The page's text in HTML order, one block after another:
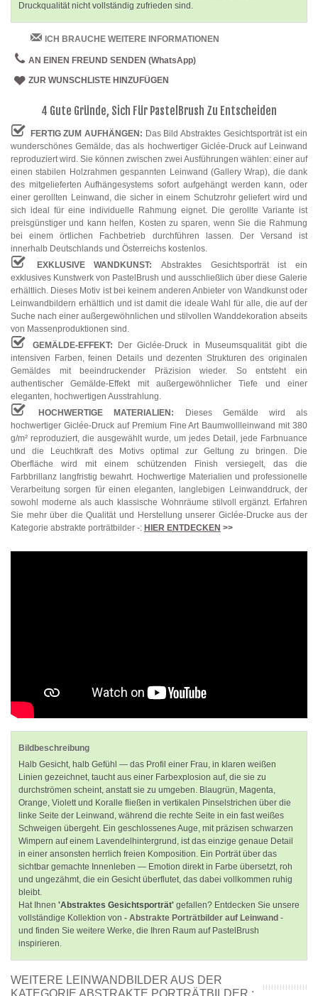
Druckqualität nicht vollständig zufrieden sind.
ICH BRAUCHE WEITERE INFORMATIONEN
AN EINEN FREUND SENDEN (WhatsApp)
ZUR WUNSCHLISTE HINZUFÜGEN
4 Gute Gründe, Sich Für PastelBrush Zu Entscheiden
FERTIG ZUM AUFHÄNGEN: Das Bild Abstraktes Gesichtsporträt ist ein
wunderschönes Gemälde, das als hochwertiger Giclée-Druck auf Leinwand
reproduziert wird. Sie können zwischen zwei Ausführungen wählen: einer auf
einen stabilen Holzrahmen gespannten Leinwand (Gallery Wrap), die dank
des mitgelieferten Aufhängesystems sofort aufgehängt werden kann, oder
einer gerollten Leinwand, die sicher in einem Schutzrohr geliefert wird und
sich ideal für eine individuelle Rahmung eignet. Die gerollte Variante ist
preisgünstiger und kann helfen, Kosten zu sparen, wenn Sie die Rahmung
bei einem örtlichen Fachbetrieb durchführen lassen. Der Versand ist
innerhalb Deutschlands und Österreichs kostenlos.
EXKLUSIVE WANDKUNST:Abstraktes Gesichtsporträt ist ein
exklusives Kunstwerk von PastelBrush und ausschließlich über diese Galerie
erhältlich. Dieses Motiv ist bei keinem anderen Anbieter von Wandkunst oder
Leinwandbildern erhältlich und ist damit die ideale Wahl für alle, die auf der
Suche nach einer außergewöhnlichen und stilvollen Wanddekoration abseits
von Massenproduktionen sind.
GEMÄLDE-EFFEKT: Der Giclée-Druck in Museumsqualität gibt die
intensiven Farben, feinen Details und dezenten Strukturen des originalen
Gemäldes mit beeindruckender Präzision wieder. So entsteht ein
authentischer Gemälde-Effekt mit außergewöhnlicher Tiefe und einer
eleganten, hochwertigen Ausstrahlung.
HOCHWERTIGE MATERIALIEN: Dieses Gemälde wird als
hochwertiger Giclée-Druck auf Premium Fine Art Baumwollleinwand mit 380
g/m² reproduziert, die ausgewählt wurde, um jedes Detail, jede Farbnuance
und die Leuchtkraft des Motivs optimal zur Geltung zu bringen. Die
Oberfläche wird mit einem schützenden Finish versiegelt, das die
Farbbrillanz langfristig bewahrt. Hochwertige Materialien und professionelle
Verarbeitung sorgen für einen eleganten, langlebigen Leinwanddruck, der
sowohl moderne als auch klassische Wohnräume stilvoll ergänzt. Erfahren
Sie mehr über die Qualität und Herstellung unserer Giclée-Drucke aus der
Kategorie abstrakte porträtbilder -: HIER ENTDECKEN >>
Bildbeschreibung
Halb Gesicht, halb Gefühl — das Profil einer Frau, in klaren weißen
Linien gezeichnet, taucht aus einer Farbexplosion auf, die sie zu
durchströmen scheint, anstatt sie zu umgeben. Blaugrün, Magenta,
Orange, Violett und Koralle fließen in vertikalen Pinselstrichen über die
linke Seite der Leinwand, während die rechte Seite in ein fast weißes
Schweigen übergeht. Ein geschlossenes Auge, mit präzisen schwarzen
Wimpern auf einem Lavendelhintergrund, ist das einzige genaue Detail
in einer ansonsten herrlich freien Komposition. Ein Porträt über das
sichtbar gemachte Innenleben — Emotion direkt in Farbe übersetzt, roh
und ungezähmt, die ein Gesicht überflutet, das dabei vollkommen ruhig
bleibt.
Hat Ihnen 'Abstraktes Gesichtsporträt' gefallen? Entdecken Sie unsere
vollständige Kollektion von - Abstrakte Porträtbilder auf Leinwand -
und finden Sie weitere Werke, die Ihren Raum auf PastelBrush
inspirieren.
WEITERE LEINWANDBILDER AUS DER
KATEGORIE ABSTRAKTE PORTRÄTBILDER :